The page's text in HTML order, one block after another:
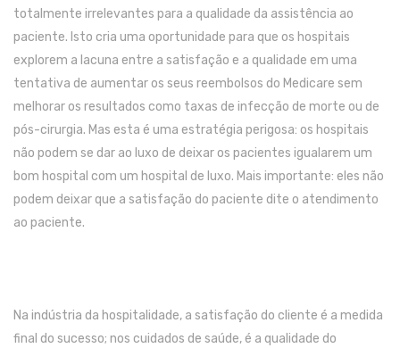
totalmente irrelevantes para a qualidade da assistência ao
paciente. Isto cria uma oportunidade para que os hospitais
explorem a lacuna entre a satisfação e a qualidade em uma
tentativa de aumentar os seus reembolsos do Medicare sem
melhorar os resultados como taxas de infecção de morte ou de
pós-cirurgia. Mas esta é uma estratégia perigosa: os hospitais
não podem se dar ao luxo de deixar os pacientes igualarem um
bom hospital com um hospital de luxo. Mais importante: eles não
podem deixar que a satisfação do paciente dite o atendimento
ao paciente.
Na indústria da hospitalidade, a satisfação do cliente é a medida
final do sucesso; nos cuidados de saúde, é a qualidade do